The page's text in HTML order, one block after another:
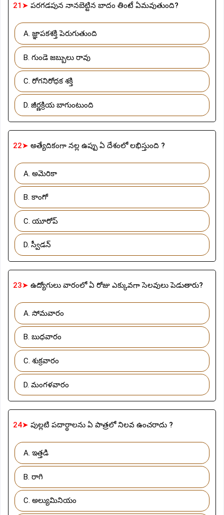
21➤ పరగడపున నానబెట్టిన బాదం తింటే ఏమవుతుంది?
A. జ్ఞాపకశక్తి పెరుగుతుంది
B. గుండె జబ్బులు రావు
C. రోగనిరోధక శక్తి
D. జీర్ణక్రియ బాగుంటుంది
22➤ అత్యేదికంగా నల్ల ఉప్పు ఏ దేశంలో లభిస్తుంది ?
A. అమెరికా
B. కాంగో
C. యూరోప్
D. స్వీడన్
23➤ ఉద్యోగులు వారంలో ఏ రోజు ఎక్కువగా సెలవులు పెడుతారు?
A. సోమవారం
B. బుధవారం
C. శుక్రవారం
D. మంగళవారం
24➤ పుల్లటి పదార్ధాలను ఏ పాత్రలో నిలవ ఉంచరాదు ?
A. ఇత్తడి
B. రాగి
C. అల్యుమినియం